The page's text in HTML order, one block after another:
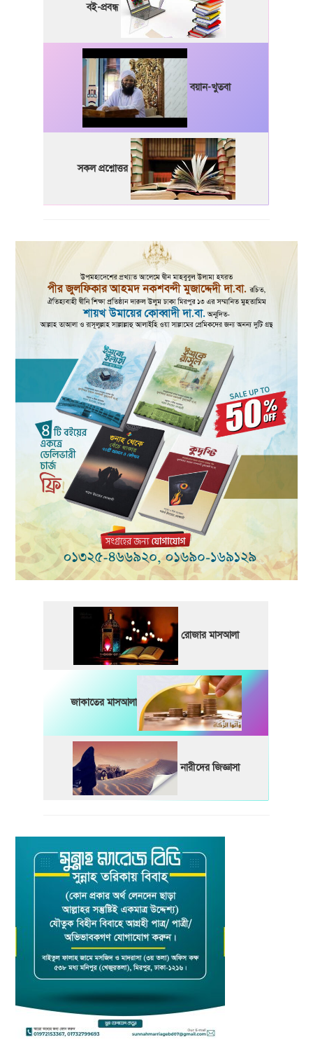
বই-প্রবন্ধ
বয়ান-খুতবা
সকল প্রশ্নোত্তর
রোজার মাসআলা
জাকাতের মাসআলা
নারীদের জিজ্ঞাসা